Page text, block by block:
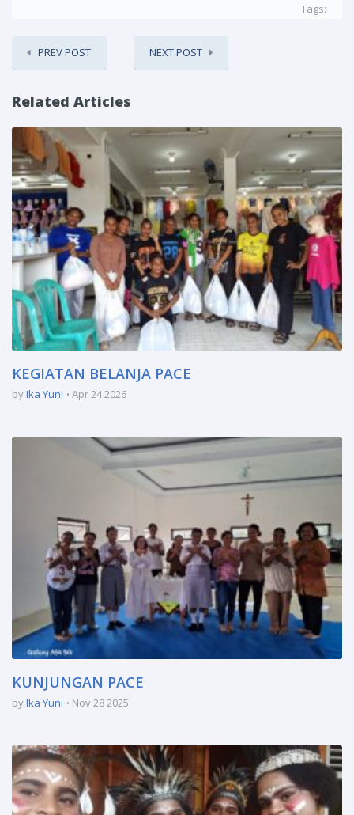
Tags:
PREV POST NEXT POST
Related Articles
KEGIATAN BELANJA PACE
byIka Yuni Apr 24 2026
KUNJUNGAN PACE
byIka Yuni Nov 28 2025